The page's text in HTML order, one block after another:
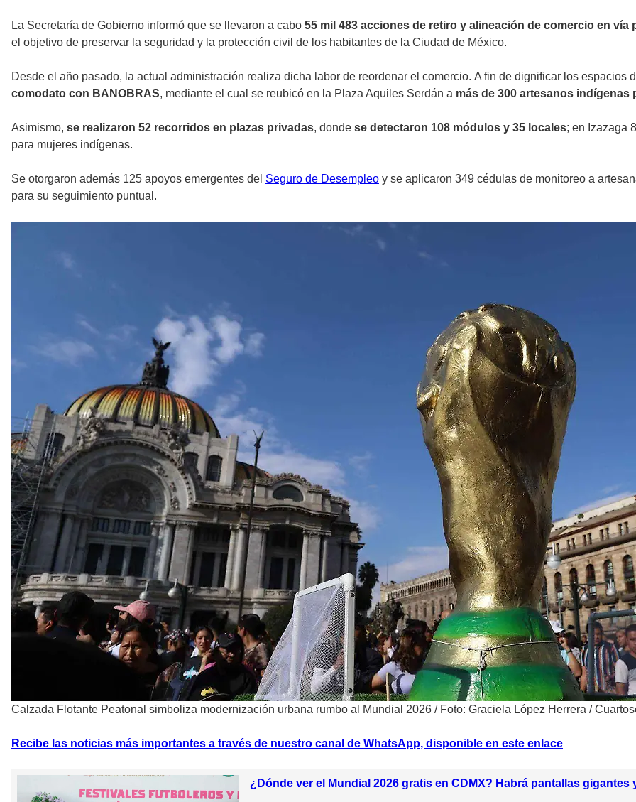
La Secretaría de Gobierno informó que se llevaron a cabo 55 mil 483 acciones de retiro y alineación de comercio en vía
el objetivo de preservar la seguridad y la protección civil de los habitantes de la Ciudad de México.
Desde el año pasado, la actual administración realiza dicha labor de reordenar el comercio. A fin de dignificar los espacios
comodato con BANOBRAS, mediante el cual se reubicó en la Plaza Aquiles Serdán a más de 300 artesanos indígenas
Asimismo, se realizaron 52 recorridos en plazas privadas, donde se detectaron 108 módulos y 35 locales; en Izazaga
para mujeres indígenas.
Se otorgaron además 125 apoyos emergentes del Seguro de Desempleo y se aplicaron 349 cédulas de monitoreo a
para su seguimiento puntual.
Calzada Flotante Peatonal simboliza modernización urbana rumbo al Mundial 2026 / Foto: Graciela López Herrera /
Recibe las noticias más importantes a través de nuestro canal de WhatsApp, disponible en este enlace
¿Dónde ver el Mundial 2026 gratis en CDMX? Habrá pantallas